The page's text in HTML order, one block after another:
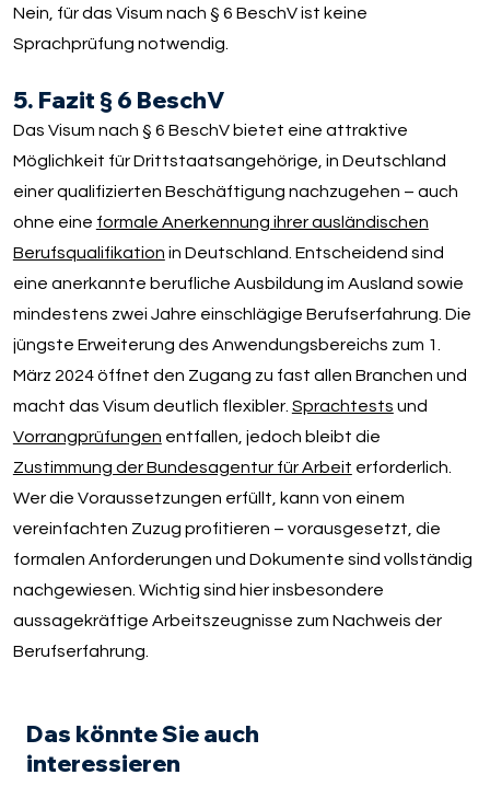
Nein, für das Visum nach § 6 BeschV ist keine
Sprachprüfung notwendig.
5. Fazit § 6 BeschV
Das Visum nach § 6 BeschV bietet eine attraktive
Möglichkeit für Drittstaatsangehörige, in Deutschland
einer qualifizierten Beschäftigung nachzugehen – auch
ohne eine formale Anerkennung ihrer ausländischen
Berufsqualifikation in Deutschland. Entscheidend sind
eine anerkannte berufliche Ausbildung im Ausland sowie
mindestens zwei Jahre einschlägige Berufserfahrung. Die
jüngste Erweiterung des Anwendungsbereichs zum 1.
März 2024 öffnet den Zugang zu fast allen Branchen und
macht das Visum deutlich flexibler. Sprachtests und
Vorrangprüfungen entfallen, jedoch bleibt die
Zustimmung der Bundesagentur für Arbeit erforderlich.
Wer die Voraussetzungen erfüllt, kann von einem
vereinfachten Zuzug profitieren – vorausgesetzt, die
formalen Anforderungen und Dokumente sind vollständig
nachgewiesen. Wichtig sind hier insbesondere
aussagekräftige Arbeitszeugnisse zum Nachweis der
Berufserfahrung.
Das könnte Sie auch
interessieren